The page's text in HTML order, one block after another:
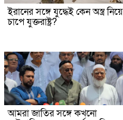
ইরানের সঙ্গে যুদ্ধেই কেন অস্ত্র নিয়ে
চাপে যুক্তরাষ্ট্র?
আমরা জাতির সঙ্গে কখনো